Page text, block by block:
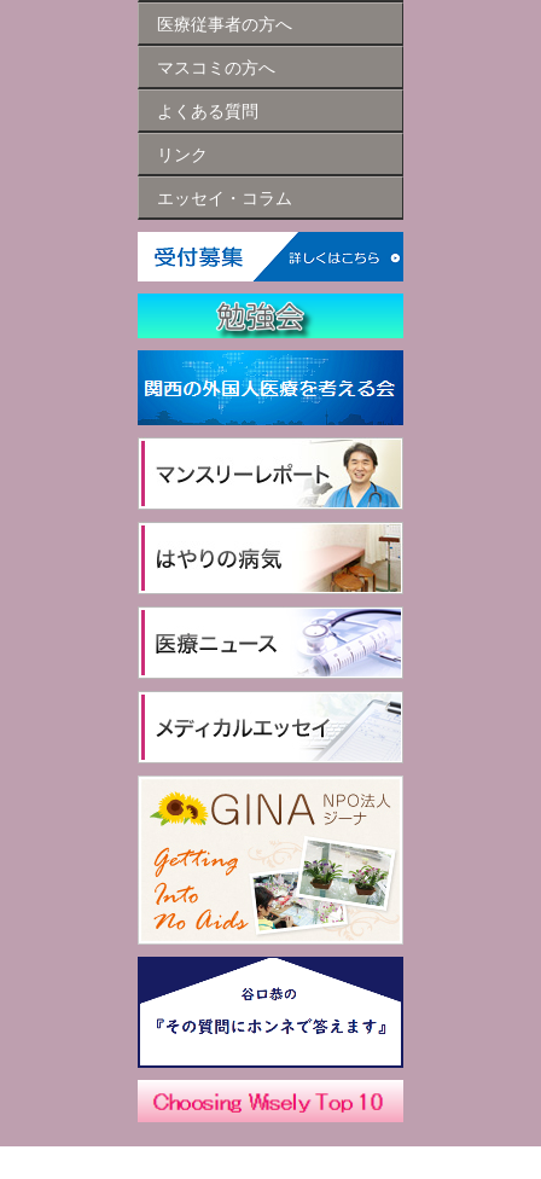
医療従事者の方へ
マスコミの方へ
よくある質問
リンク
エッセイ・コラム